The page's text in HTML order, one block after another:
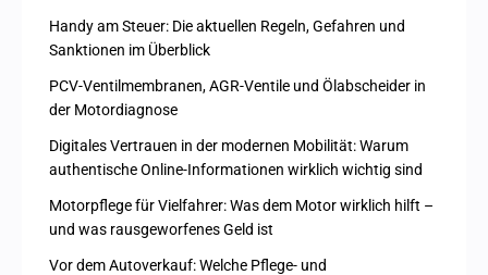
Handy am Steuer: Die aktuellen Regeln, Gefahren und
Sanktionen im Überblick
PCV-Ventilmembranen, AGR-Ventile und Ölabscheider in
der Motordiagnose
Digitales Vertrauen in der modernen Mobilität: Warum
authentische Online-Informationen wirklich wichtig sind
Motorpflege für Vielfahrer: Was dem Motor wirklich hilft –
und was rausgeworfenes Geld ist
Vor dem Autoverkauf: Welche Pflege- und